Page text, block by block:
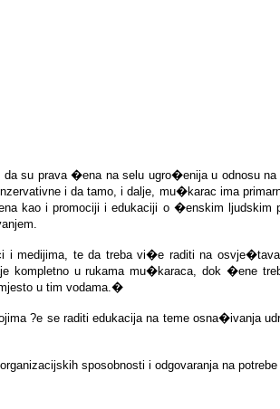
su prava �ena na selu ugro�enija u odnosu
i da tamo, i dalje, mu�karac ima
kao i promociji i edukaciji o �enskim
i medijima, te da treba vi�e raditi na
u rukama mu�karaca, dok �ene
u tim vodama. �
?e se raditi edukacija na teme osna�ivanja
sposobnosti i odgovaranja na